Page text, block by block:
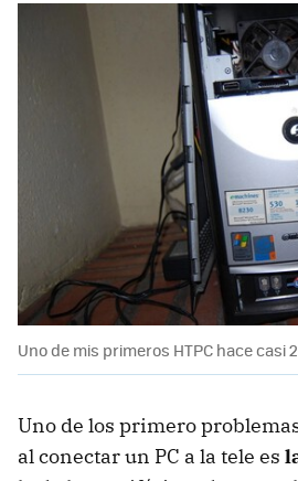
Uno de mis primeros HTPC hace casi
Uno de los primero
al conectar un PC a la tele es